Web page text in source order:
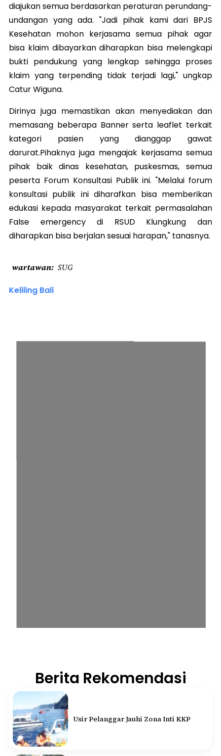
diajukan semua berdasarkan peraturan perundang-
undangan yang ada. "Jadi pihak kami dari BPJS
Kesehatan mohon kerjasama semua pihak agar
bisa klaim dibayarkan diharapkan bisa melengkapi
bukti pendukung yang lengkap sehingga proses
klaim yang terpending tidak terjadi lagi," ungkap
Catur Wiguna.
Dirinya juga memastikan akan menyediakan dan
memasang beberapa Banner serta leaflet terkait
kategori pasien yang dianggap gawat
darurat.Pihaknya juga mengajak kerjasama semua
pihak baik dinas kesehatan, puskesmas, semua
peserta Forum Konsultasi Publik ini. "Melalui forum
konsultasi publik ini diharafkan bisa memberikan
edukasi kepada masyarakat terkait permasalahan
False emergency di RSUD Klungkung dan
diharapkan bisa berjalan sesuai harapan," tanasnya.
wartawan SUG
Keliling Bali
Berita Rekomendasi
Usir Pelanggar Jauhi Zona Inti KKP